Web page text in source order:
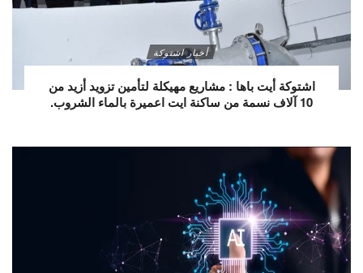
أخبار اشتوكة
اشتوكة أيت باها : مشاريع مهيكلة لتأمين تزويد أزيد من
10 آلاف نسمة من ساكنة ايت اعميرة بالماء الشروب.